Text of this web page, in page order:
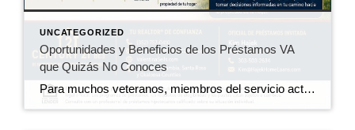
UNCATEGORIZED
Oportunidades y Beneficios de los Préstamos VA
que Quizás No Conoces
Para muchos veteranos, miembros del servicio activo, reservistas, miembros de la Guardia Nacional y cónyuges sobrevivientes elegibles, el Programa de Préstamos Hipotecarios VA es uno de los beneficios más valiosos obtenidos a través del servicio militar. Sin embargo, muchos compradores elegibles no saben que califican o desconocen todas las ventajas que ofrece el programa. En […]